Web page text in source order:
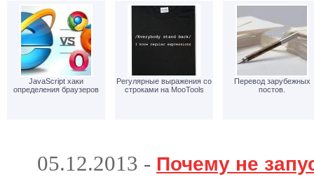
JavaScript хаки
определения браузеров
Регулярные выражения со
строками на MooTools
Перевод зарубежных
постов.
05.12.2013 - Почему не